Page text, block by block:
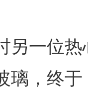
一位热
璃，终